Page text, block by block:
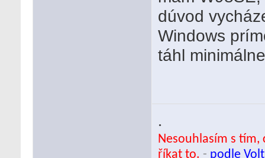
dúvod
Windows
táhl
.
Nesouhlasím s
říkat to. - podle